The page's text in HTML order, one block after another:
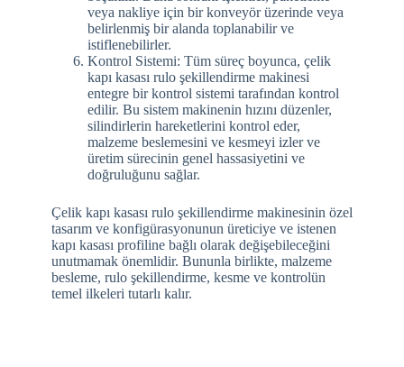
veya nakliye için bir konveyör üzerinde veya
belirlenmiş bir alanda toplanabilir ve
istiflenebilirler.
Kontrol Sistemi: Tüm süreç boyunca, çelik
kapı kasası rulo şekillendirme makinesi
entegre bir kontrol sistemi tarafından kontrol
edilir. Bu sistem makinenin hızını düzenler,
silindirlerin hareketlerini kontrol eder,
malzeme beslemesini ve kesmeyi izler ve
üretim sürecinin genel hassasiyetini ve
doğruluğunu sağlar.
Çelik kapı kasası rulo şekillendirme makinesinin özel
tasarım ve konfigürasyonunun üreticiye ve istenen
kapı kasası profiline bağlı olarak değişebileceğini
unutmamak önemlidir. Bununla birlikte, malzeme
besleme, rulo şekillendirme, kesme ve kontrolün
temel ilkeleri tutarlı kalır.